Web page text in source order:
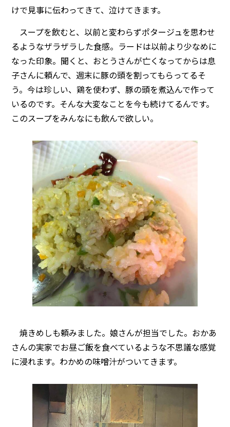
けで見事に伝わってきて、泣けてきます。
スープを飲むと、以前と変わらずポタージュを思わせ
るようなザラザラした食感。ラードは以前より少なめに
なった印象。聞くと、おとうさんが亡くなってからは息
子さんに頼んで、週末に豚の頭を割ってもらってるそ
う。今は珍しい、鶏を使わず、豚の頭を煮込んで作って
いるのです。そんな大変なことを今も続けてるんです。
このスープをみんなにも飲んで欲しい。
焼きめしも頼みました。娘さんが担当でした。おかあ
さんの実家でお昼ご飯を食べているような不思議な感覚
に浸れます。わかめの味噌汁がついてきます。